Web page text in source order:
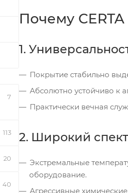
Почему
1.
Покрытие стабильно
Абсолютно устойчиво к
Практически вечная
2. Широкий
Экстремальные
оборудование.
Агрессивные
7
113
20
40